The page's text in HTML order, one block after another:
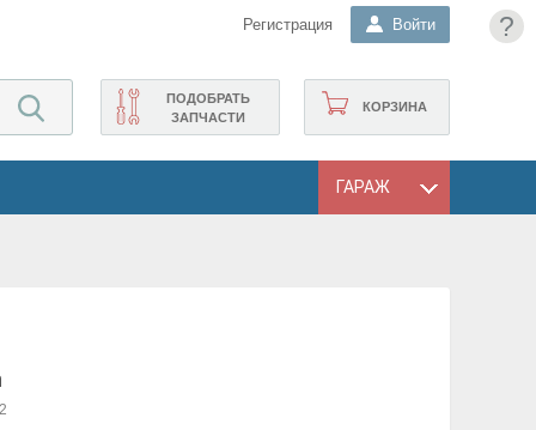
?
Регистрация Войти
КОРЗИНА
ПОДОБРАТЬ
ЗАПЧАСТИ
ГАРАЖ